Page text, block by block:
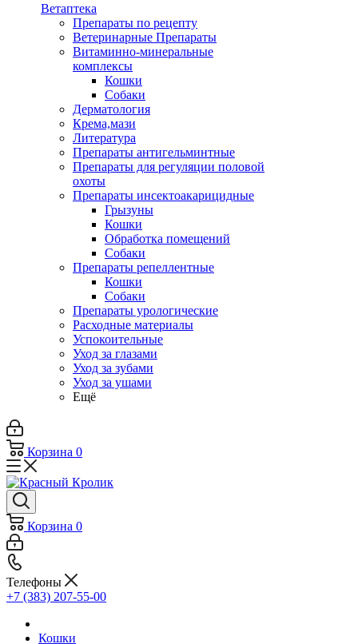
Ветаптека
Препараты по рецепту
Ветеринарные Препараты
Витаминно-минеральные
комплексы
Кошки
Собаки
Дерматология
Крема,мази
Литература
Препараты антигельминтные
Препараты для регуляции половой
охоты
Препараты инсектоакарицидные
Грызуны
Кошки
Обработка помещений
Собаки
Препараты репеллентные
Кошки
Собаки
Препараты урологические
Расходные материалы
Успокоительные
Уход за глазами
Уход за зубами
Уход за ушами
Ещё
Корзина 0
Корзина 0
Телефоны
+7 (383) 207-55-00
Кошки